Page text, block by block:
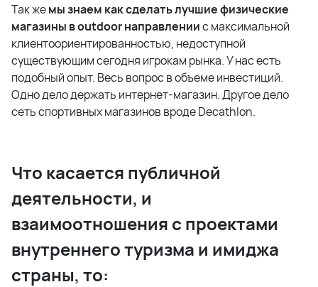
Так жемы знаем как сделать лучшие физические
магазины в outdoor направлениис максимальной
клиентоориентированностью, недоступной
существующим сегодня игрокам рынка. У нас есть
подобный опыт. Весь вопрос в объеме инвестиций.
Одно дело держать интернет-магазин. Другое дело
сеть спортивных магазинов вроде Decathlon.
Что касается публичной
деятельности, и
взаимоотношения с проектами
внутреннего туризма и имиджа
страны, то: